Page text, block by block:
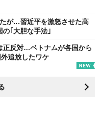
が…習近平を激怒させた高
の｢大胆な手法｣
正反対…ベトナムが各国から
追放したワケ